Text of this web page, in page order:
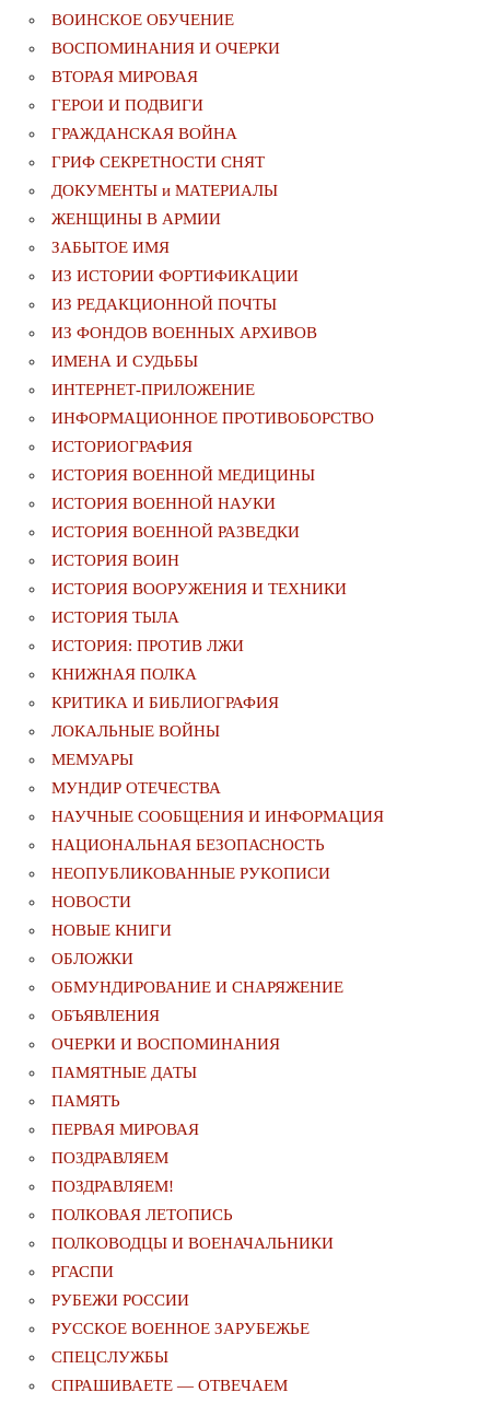
ВОИНСКОЕ ОБУЧЕНИЕ
ВОСПОМИНАНИЯ И ОЧЕРКИ
ВТОРАЯ МИРОВАЯ
ГЕРОИ И ПОДВИГИ
ГРАЖДАНСКАЯ ВОЙНА
ГРИФ СЕКРЕТНОСТИ СНЯТ
ДОКУМЕНТЫ и МАТЕРИАЛЫ
ЖЕНЩИНЫ В АРМИИ
ЗАБЫТОЕ ИМЯ
ИЗ ИСТОРИИ ФОРТИФИКАЦИИ
ИЗ РЕДАКЦИОННОЙ ПОЧТЫ
ИЗ ФОНДОВ ВОЕННЫХ АРХИВОВ
ИМЕНА И СУДЬБЫ
ИНТЕРНЕТ-ПРИЛОЖЕНИЕ
ИНФОРМАЦИОННОЕ ПРОТИВОБОРСТВО
ИСТОРИОГРАФИЯ
ИСТОРИЯ ВОЕННОЙ МЕДИЦИНЫ
ИСТОРИЯ ВОЕННОЙ НАУКИ
ИСТОРИЯ ВОЕННОЙ РАЗВЕДКИ
ИСТОРИЯ ВОИН
ИСТОРИЯ ВООРУЖЕНИЯ И ТЕХНИКИ
ИСТОРИЯ ТЫЛА
ИСТОРИЯ: ПРОТИВ ЛЖИ
КНИЖНАЯ ПОЛКА
КРИТИКА И БИБЛИОГРАФИЯ
ЛОКАЛЬНЫЕ ВОЙНЫ
МЕМУАРЫ
МУНДИР ОТЕЧЕСТВА
НАУЧНЫЕ СООБЩЕНИЯ И ИНФОРМАЦИЯ
НАЦИОНАЛЬНАЯ БЕЗОПАСНОСТЬ
НЕОПУБЛИКОВАННЫЕ РУКОПИСИ
НОВОСТИ
НОВЫЕ КНИГИ
ОБЛОЖКИ
ОБМУНДИРОВАНИЕ И СНАРЯЖЕНИЕ
ОБЪЯВЛЕНИЯ
ОЧЕРКИ И ВОСПОМИНАНИЯ
ПАМЯТНЫЕ ДАТЫ
ПАМЯТЬ
ПЕРВАЯ МИРОВАЯ
ПОЗДРАВЛЯЕМ
ПОЗДРАВЛЯЕМ!
ПОЛКОВАЯ ЛЕТОПИСЬ
ПОЛКОВОДЦЫ И ВОЕНАЧАЛЬНИКИ
РГАСПИ
РУБЕЖИ РОССИИ
РУССКОЕ ВОЕННОЕ ЗАРУБЕЖЬЕ
СПЕЦСЛУЖБЫ
СПРАШИВАЕТЕ — ОТВЕЧАЕМ